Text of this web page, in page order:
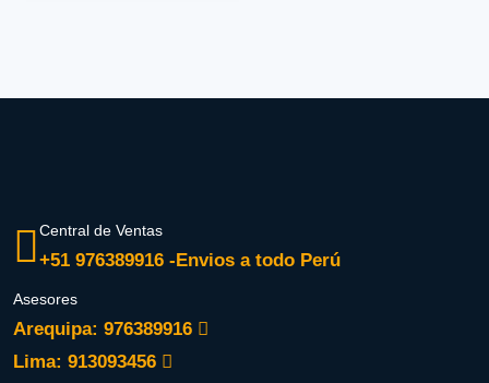
Central de Ventas
+51 976389916 -Envios a todo Perú
Asesores
Arequipa: 976389916
Lima: 913093456